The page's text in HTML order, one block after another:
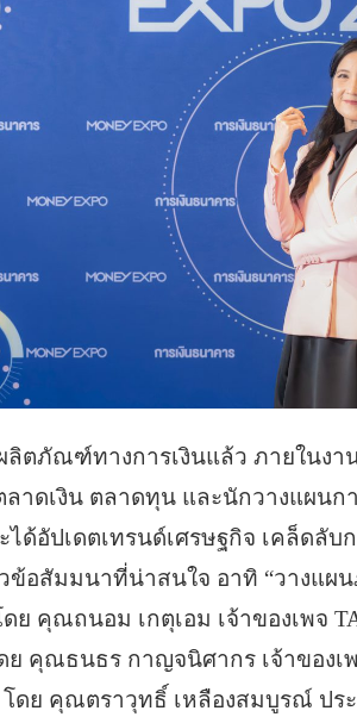
ลิตภัณฑ์ทางการเงินแล้ว ภายในง
าดเงิน ตลาดทุน และนักวางแผนก
ได้อัปเดตเทรนด์เศรษฐกิจ เคล็ดลั
ข้อสัมมนาที่น่าสนใจ อาทิ “วางแผ
ดย คุณถนอม เกตุเอม เจ้าของเพจ
ดย คุณธนธร กาญจนิศากร เจ้าของเ
โดย คุณตราวุทธิ์ เหลืองสมบูรณ์ ปร